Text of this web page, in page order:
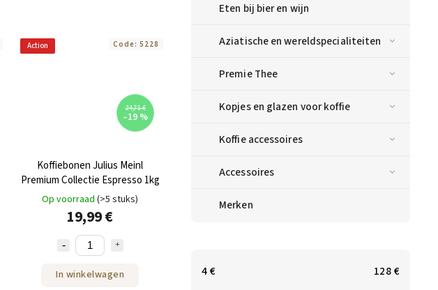
Eten bij bier en wijn
Aziatische en wereldspecialiteiten
Premie Thee
Kopjes en glazen voor koffie
Koffie accessoires
Accessoires
Merken
4€ 128€
Action
24,71 €
–19 %
Koffiebonen Julius Meinl
Premium Collectie Espresso 1kg
Op voorraad (>5 stuks)
19,99 €
In winkelwagen
Code: 5228